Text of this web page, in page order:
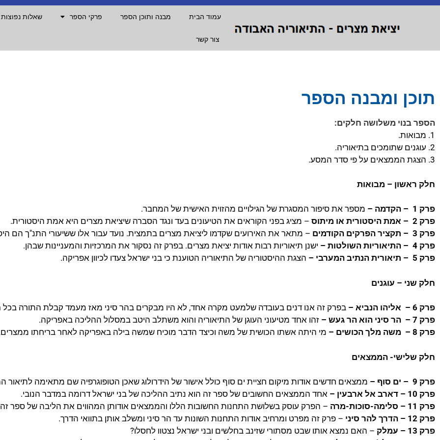
עמוד הבית מבנה ותוכן הספר פרקי הספר שאלות נפוצות
צור קשר
תוכן ומבנה הספר
הספר בנוי משלושה חלקים:
1. מבואות.
2. עוגנים שתומכים בתיאוריה.
3. הצגת הממצאים על פי סדר המסע.
חלק ראשון – מבואות
פרק 1 – הקדמה –
מספר את סיפור המסגרת של הגילויים מהזוית האישית של המחבר.
פרק 2 – אמת היסטורית או מיתוס
– מציג בפני הקוראים את הטיעונים בעד ונגד הסברה שיציאת מצרים היא אמת היסטורית.
פרק 3 – תקציר הפרקים הקודמים
– מתאר את האירועים שקדמו ליציאת מצרים בתמצית. נועד עבור אלו ששיעורי התנ"ך הם
פרק 4 – התיאוריות השולטות –
ישנן תיאוריות רבות אודות יציאת מצרים. בפרק זה נסקור את המרכזיות והמעניינות שבהן.
פרק 5 – תיאורית הנתיב המערבי –
הצגת ההיסטוריה של התיאוריה הטוענת כי בני ישראל צעדו לכיוון אפריקה.
חלק שני – עוגנים
פרק 6 – אליהו הנביא –
בפרק זה אנו דנים בעובדה שלמעט מקרה אחד, לא היו מבקרים בהר סיני מאז מעמד קבלת התורה בכל
פרק 7 – הר סיני הוא הר געש –
זהו אחד מטיעוני העוגן של התיאוריה והוא משתלב היטב במסלול ההליכה באפריקה.
פרק 8 – משה מלך הכושים –
מי היתה אשתו הכושית של משה וכיצד הדבר מוכיח שמשה בילה באפריקה לאחר בריחתו
חלק שלישי- הממצאים
פרק 9 – ים סוף –
ממצאים חדשים אודות מיקום חציית ים סוף כולל אישור של הידרולוג שאכן הטופוגרפיה שם מתאימה לתיאור
פרק 10 – דארב אל ארבעין –
אחד הממצאים החשובים של ספר זה הוא נתיב ההליכה של בני ישראל דרומה במדבר הנובי.
פרק 11 – סלימה-סוכות-מרה
– הפרק עוסק בשלושת התחנות החשובות הללו והממצאים אודותן המהווים את הליבה של ספר
פרק 12 – הדרך להר סיני
– פרק זה מפרט ומרחיב אודות התחנות השונות עד הר סיני ומשלב אותן בתוואי הדרך.
פרק 13 – עמלק
– האם נמצא אותו שבט מסתורי שזינב בחלשים ובני ישראל נצטוו לחסלו?